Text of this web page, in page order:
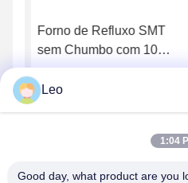
Forno de Refluxo SMT
sem Chumbo com 10
Zonas de Aquecimento e
Controle de Temperatura
PID para Produção de
Leo
1:04
Good day, what product are you